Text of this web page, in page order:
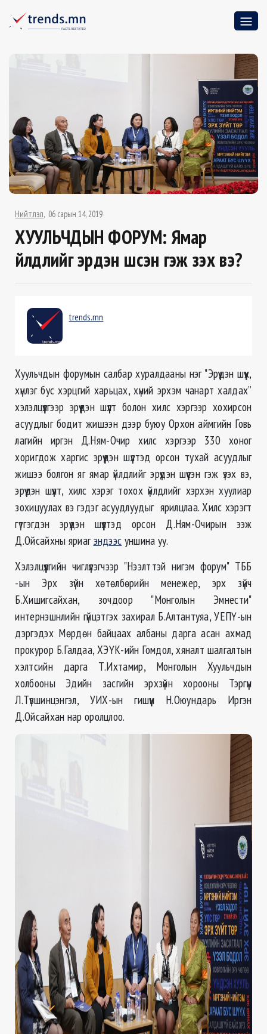
Нийтлэл 06 сарын 14, 2019
ХУУЛЬЧДЫН ФОРУМ: Ямар
үйлдлийг эрүүдэн шүүсэн гэж үзэх вэ?
trends.mn
Хуульчдын форумын салбар хуралдааны нэг "Эрүүдэн шүүх,
хүнлэг бус хэрцгий харьцах, хүний эрхэм чанарт халдах”
хэлэлцүүлгээр эрүүдэн шүүлт болон хилс хэргээр хохирсон
асуудлыг бодит жишээн дээр буюу Орхон аймгийн Говь
лагийн иргэн Д.Ням-Очир хилс хэргээр 330 хоног
хоригдож харгис эрүүдэн шүүлтэд орсон тухай асуудлыг
жишээ болгон яг ямар үйлдлийг эрүүдэн шүүсэн гэж үзэх вэ,
эрүүдэн шүүлт, хилс хэрэг тохох үйлдлийг хэрхэн хуулиар
зохицуулах вэ гэдэг асуудлуудыг ярилцлаа. Хилс хэрэгт
гүтгэгдэн эрүүдэн шүүлтэд орсон Д.Ням-Очирын ээж
Д.Ойсайхны яриагэндээс уншина уу.
Хэлэлцүүлгийн чиглүүлэгчээр "Нээлттэй нигэм форум" ТББ
-ын Эрх зүйн хөтөлбөрийн менежер, эрх зүйч
Б.Хишигсайхан, зочдоор "Монголын Эмнести"
интернэшнлийн гүйцэтгэх захирал Б.Алтантуяа, УЕПҮ-ын
дэргэдэх Мөрдөн байцаах албаны дарга асан ахмад
прокурор Б.Галдаа, ХЭҮК-ийн Гомдол, хяналт шалгалтын
хэлтсийн дарга Т.Ихтамир, Монголын Хуульчдын
холбооны Эдийн засгийн эрхзүйн хорооны Тэргүүн
Л.Түвшинцэнгэл, УИХ-ын гишүүн Н.Оюундарь Иргэн
Д.Ойсайхан нар оролцлоо.